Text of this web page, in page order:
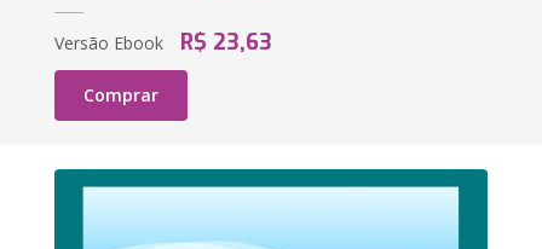
Versão Ebook R$ 23,63
Comprar